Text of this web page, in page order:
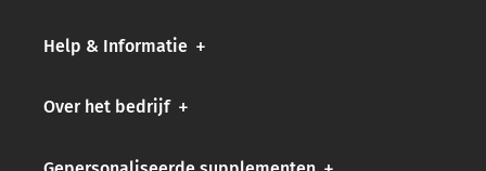
Help & Informatie
Over het bedrijf